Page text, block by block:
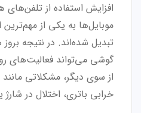
افزایش استفاده از تلفن‌های
موبایل‌ها به یکی از مهم‌ترین
تبدیل شده‌اند. در نتیجه
گوشی می‌تواند فعالیت‌های
از سوی دیگر، مشکلاتی
خرابی باتری، اختلال در شارژ